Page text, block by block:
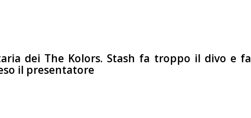
dei The Kolors. Stash fa troppo il divo e fa
il presentatore